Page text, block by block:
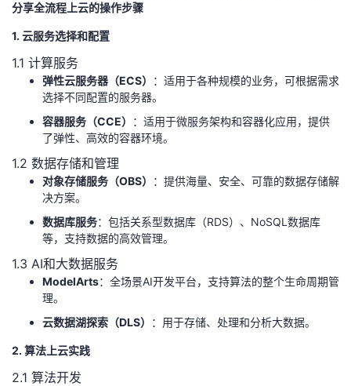
发
者
博
的
我
播
活
的
的
分享全流程上云的操作步骤
1. 云服务选择和配置
1.1 计算服务
弹性云服务器（ECS）
：适用于各种规模的业务，可根据需求
选择不同配置的服务器。
容器服务（CCE）
：适用于微服务架构和容器化应用，提供
了弹性、高效的容器环境。
1.2 数据存储和管理
对象存储服务（OBS）
：提供海量、安全、可靠的数据存储解
决方案。
数据库服务：包括关系型数据库（RDS）、NoSQL数据库
等，支持数据的高效管理。
1.3 AI和大数据服务
ModelArts：全场景AI开发平台，支持算法的整个生命周期管
理。
云数据湖探索（DLS）
：用于存储、处理和分析大数据。
2. 算法上云实践
2.1 算法开发